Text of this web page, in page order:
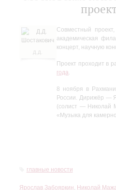
Д.Д.
Совместный
академическая
концерт, научную
Проект проходит в
года.
8 ноября в
России. Дирижёр —
(солист — Николай
«Музыка для
главные новости
Ярослав Забояркин, Николай